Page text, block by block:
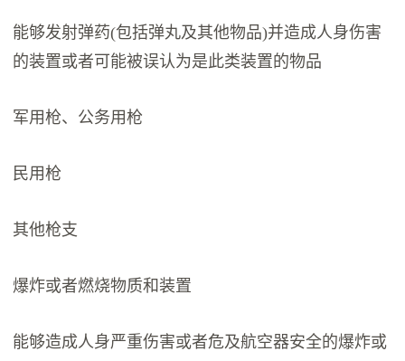
能够发射弹药(包括弹丸及其他物品)并造成人身伤害
的装置或者可能被误认为是此类装置的物品
军用枪、公务用枪
民用枪
其他枪支
爆炸或者燃烧物质和装置
能够造成人身严重伤害或者危及航空器安全的爆炸或